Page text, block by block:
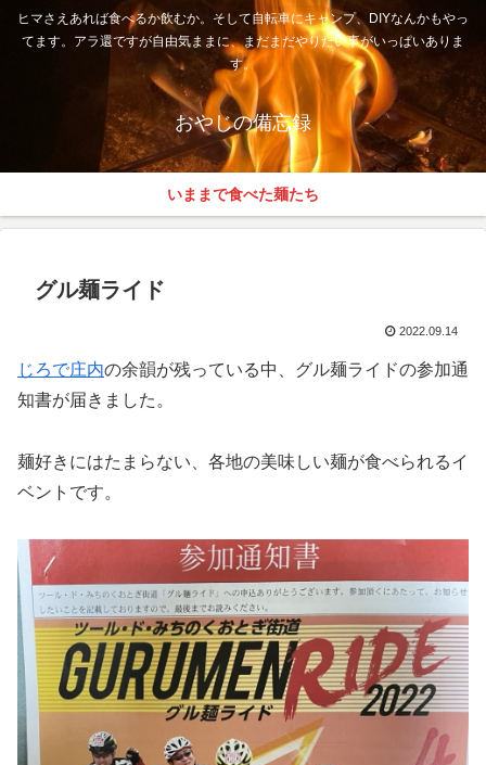
ヒマさえあれば食べるか飲むか。そして自転車にキャンプ、DIYなんかもやっ
てます。アラ還ですが自由気ままに、まだまだやりたい事がいっぱいありま
す。
おやじの備忘録
いままで食べた麺たち
グル麺ライド
2022.09.14
じろで庄内の余韻が残っている中、グル麺ライドの参加通
知書が届きました。
麺好きにはたまらない、各地の美味しい麺が食べられるイ
ベントです。